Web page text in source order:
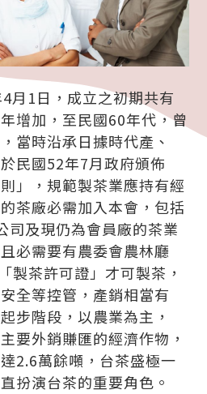
月1日，成立之初期共有
增加，至民國60年代，曾
當時沿承日據時代產、
民國52年7月政府頒佈
」，規範製茶業應持有經
茶廠必需加入本會，包括
司及現仍為會員廠的茶業
必需要有農委會農林廳
製茶許可證」才可製茶，
全等控管，產銷相當有
步階段，以農業為主，
要外銷賺匯的經濟作物，
2.6萬餘噸，台茶盛極一
扮演台茶的重要角色。